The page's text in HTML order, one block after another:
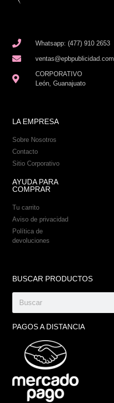
Whatsapp: (477) 910 2653
ventas@epbpublicidad.com
CORPORATIVO
León, Guanajuato
LA EMPRESA
Sobre Nosotros
Contacto
Sitio Corporativo
AYUDA PARA
COMPRAR
Tu carrito
Aviso de privacidad
Política de
devoluciones
BUSCAR PRODUCTOS
PAGOS A DISTANCIA